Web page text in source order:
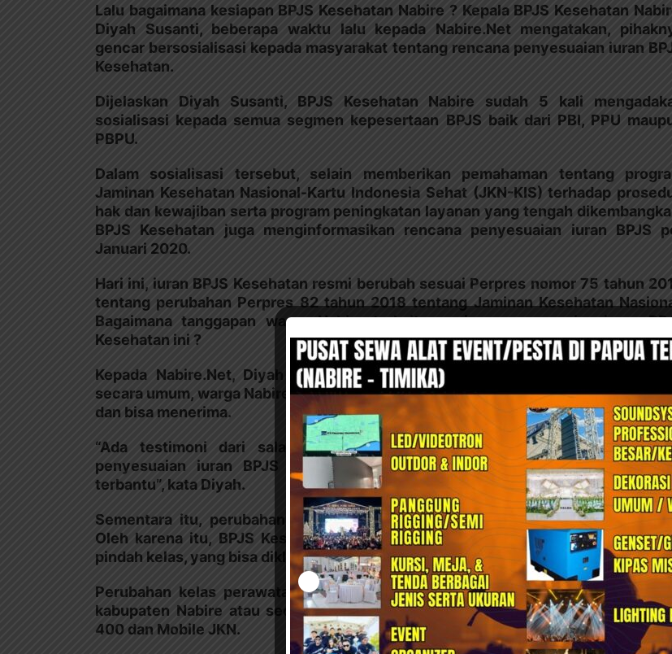
Lalu bagaimana kesiapan BPJS Kesehatan Nabire ? Kepala BPJS Kesehatan
Diyah Susanti, beberapa waktu lalu kepada Nabire.Net mengatakan,
gencar bersosialisasi kepada masyarakat tentang rencana penyesuaian iuran
Kesehatan.
Dijelaskan Diyah Susanti, BPJS Kesehatan Nabire sudah 5 kali
sosialisasi kepada semua segmen kepesertaan BPJS baik dari PBI, PPU
PBPU.
Dalam sosialisasi tersebut, selain memberikan pemahaman tentang
Jaminan Kesehatan Nasional-Kartu Indonesia Sehat (JKN-KIS) terhadap
hak dan kewajiban serta program peningkatan layanan yang tengah
BPJS Kesehatan juga menginformasikan rencana penyesuaian iuran BPJS
Januari 2020.
Hari ini, iuran BPJS Kesehatan resmi berubah sesuai Perpres nomor 75 tahun
tentang perubahan Perpres 82 tahun 2018 tentang Jaminan Kesehatan
Bagaimana tanggapan warga Nabire terkait resminya penyesuaian iuran
Kesehatan ini ?
Kepada Nabire.Net, Diyah Susanti selaku Kepala BPJS Kesehatan
secara umum, warga Nabire sudah mengetahui rencana penyesuaian iuran
dan bisa menerima.
“Ada testimoni dari salah satu peserta, bahwa ia tidak keberatan
penyesuaian iuran BPJS Kesehatan, karena selama ini dirinya sudah
terbantu”, kata Diyah.
Sementara itu, perubahan iuran BPJS Kesehatan berpotensi membebani
Oleh karena itu, BPJS Kesehatan memberi kemudahan kepada warga yang
pindah kelas, yang bisa diklaim mulai hari ini hingga April 2020.
Perubahan kelas perawatan ini dapat dilakukan melalui Kantor BPJS
kabupaten Nabire atau secara online melalui BPJS Kesehatan Care Center
400 dan Mobile JKN.